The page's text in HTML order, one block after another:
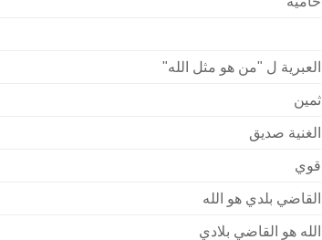
العبرية ل "من هو مثل الله"
ثمين
الغنية صديق
قوي
القاضي بلدي هو الله
الله هو القاضي بلادي